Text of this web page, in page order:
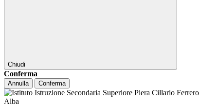
Chiudi
Conferma
Annulla Conferma